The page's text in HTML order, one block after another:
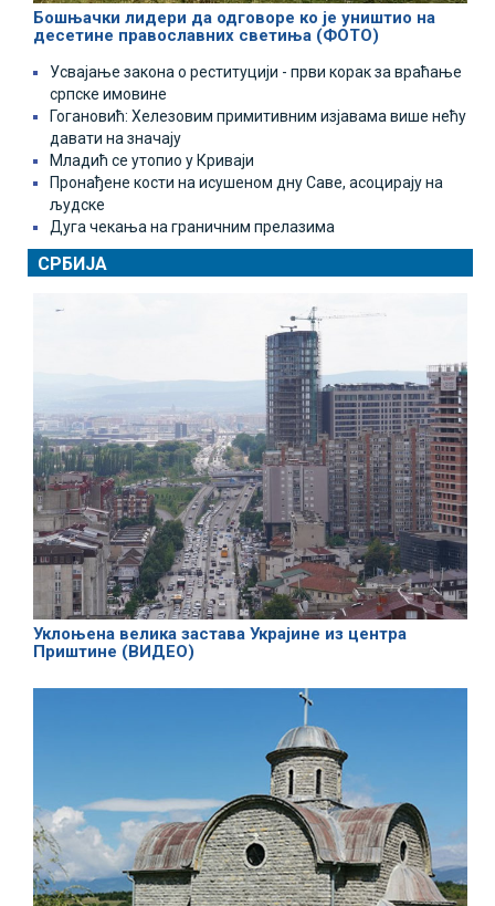
Бошњачки лидери да одговоре ко је уништио на
десетине православних светиња (ФОТО)
Усвајање закона о реституцији - први корак за враћање
српске имовине
Гогановић: Хелезовим примитивним изјавама више нећу
давати на значају
Младић се утопио у Криваји
Пронађене кости на исушеном дну Саве, асоцирају на
људске
Дуга чекања на граничним прелазима
СРБИЈА
Уклоњена велика застава Украјине из центра
Приштине (ВИДЕО)